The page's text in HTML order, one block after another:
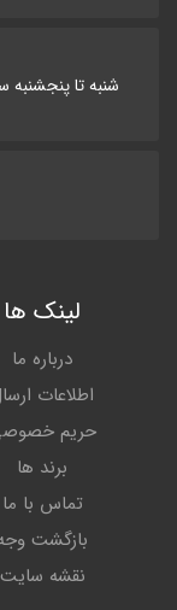
لینک ها
درباره ما
اطلاعات
حریم
برند ها
تماس با ما
بازگشت
نقشه سایت